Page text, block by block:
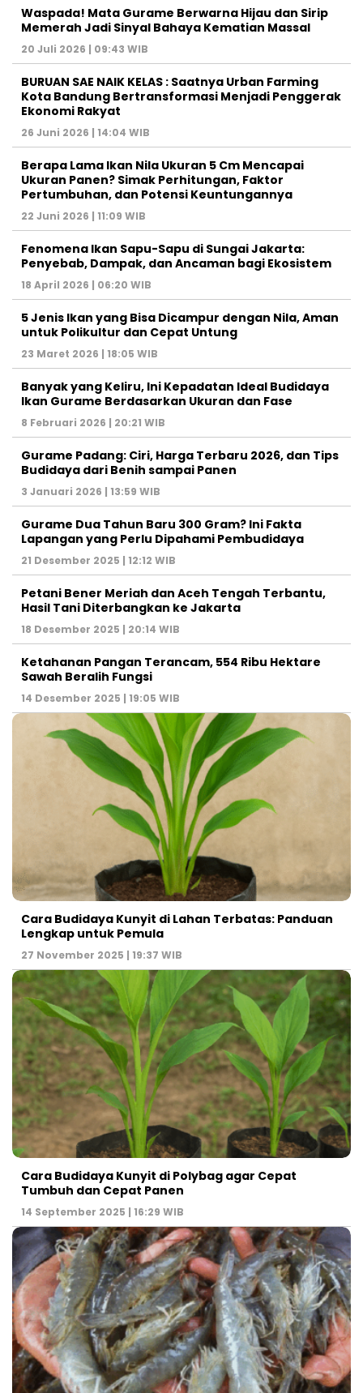
Waspada! Mata Gurame Berwarna Hijau dan Sirip
Memerah Jadi Sinyal Bahaya Kematian Massal
20 Juli 2026 | 09:43 WIB
BURUAN SAE NAIK KELAS : Saatnya Urban Farming
Kota Bandung Bertransformasi Menjadi Penggerak
Ekonomi Rakyat
26 Juni 2026 | 14:04 WIB
Berapa Lama Ikan Nila Ukuran 5 Cm Mencapai
Ukuran Panen? Simak Perhitungan, Faktor
Pertumbuhan, dan Potensi Keuntungannya
22 Juni 2026 | 11:09 WIB
Fenomena Ikan Sapu-Sapu di Sungai Jakarta:
Penyebab, Dampak, dan Ancaman bagi Ekosistem
18 April 2026 | 06:20 WIB
5 Jenis Ikan yang Bisa Dicampur dengan Nila, Aman
untuk Polikultur dan Cepat Untung
23 Maret 2026 | 18:05 WIB
Banyak yang Keliru, Ini Kepadatan Ideal Budidaya
Ikan Gurame Berdasarkan Ukuran dan Fase
8 Februari 2026 | 20:21 WIB
Gurame Padang: Ciri, Harga Terbaru 2026, dan Tips
Budidaya dari Benih sampai Panen
3 Januari 2026 | 13:59 WIB
Gurame Dua Tahun Baru 300 Gram? Ini Fakta
Lapangan yang Perlu Dipahami Pembudidaya
21 Desember 2025 | 12:12 WIB
Petani Bener Meriah dan Aceh Tengah Terbantu,
Hasil Tani Diterbangkan ke Jakarta
18 Desember 2025 | 20:14 WIB
Ketahanan Pangan Terancam, 554 Ribu Hektare
Sawah Beralih Fungsi
14 Desember 2025 | 19:05 WIB
Cara Budidaya Kunyit di Lahan Terbatas: Panduan
Lengkap untuk Pemula
27 November 2025 | 19:37 WIB
Cara Budidaya Kunyit di Polybag agar Cepat
Tumbuh dan Cepat Panen
14 September 2025 | 16:29 WIB